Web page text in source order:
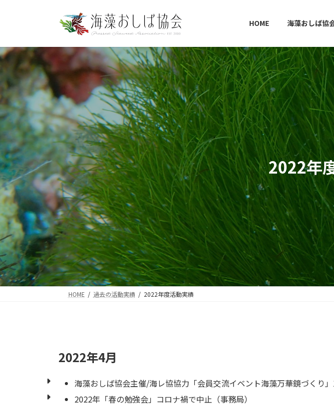
ツ
へ
キ
ッ
プ
シ
ョ
に
移
動
HOME 海藻おしば協
2022年
HOME 過去の活動実績 2022年度活動実績
2022年4月
海藻おしば協会主催/海レ協協力「会員交流イベント海藻万華鏡づくり」
2022年「春の勉強会」コロナ禍で中止（事務局）